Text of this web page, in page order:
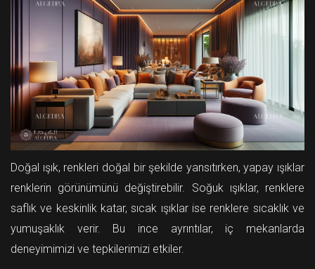
Doğal ışık, renkleri doğal bir şekilde yansıtırken, yapay ışıklar
renklerin görünümünü değiştirebilir. Soğuk ışıklar, renklere
saflık ve keskinlik katar, sıcak ışıklar ise renklere sıcaklık ve
yumuşaklık verir. Bu ince ayrıntılar, iç mekanlarda
deneyimimizi ve tepkilerimizi etkiler.